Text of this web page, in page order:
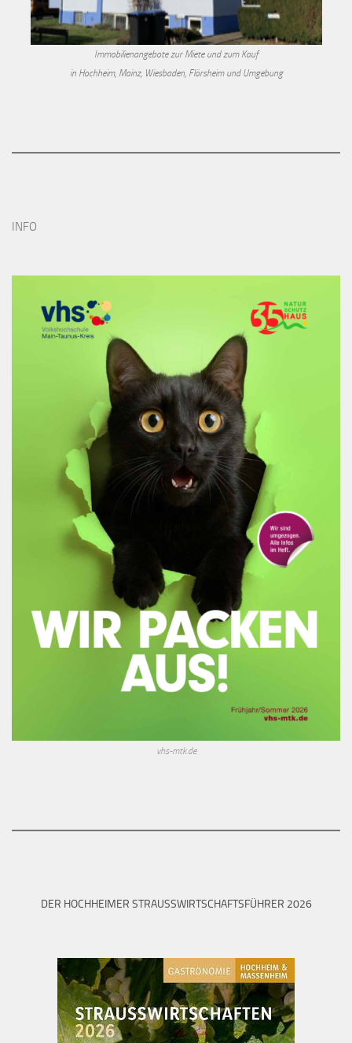
Immobilienangebote zur Miete und zum Kauf
in Hochheim, Mainz, Wiesbaden, Flörsheim und Umgebung
INFO
vhs-mtk.de
DER HOCHHEIMER STRAUSSWIRTSCHAFTSFÜHRER 2026